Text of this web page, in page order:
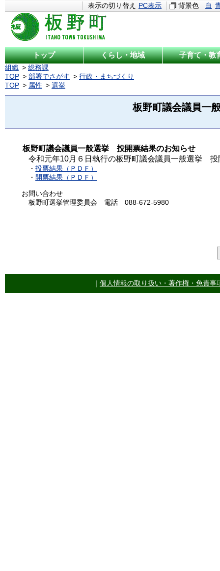
表示の切り替え PC表示 背景色 白
トップ くらし・地域 子育て・教
組織
総務課
TOP
部署でさがす
行政・まちづくり
TOP
属性 選挙
板野町議会議員一
板野町議会議員一般選挙 投開票結果のお知らせ
令和元年10月６日執行の板野町議会議員一般選挙
・ 投票結果（ＰＤＦ）
・ 開票結果（ＰＤＦ）
お問い合わせ
板野町選挙管理委員会 電話 088-672-5980
個人情報の取り扱い・著作権・免責事